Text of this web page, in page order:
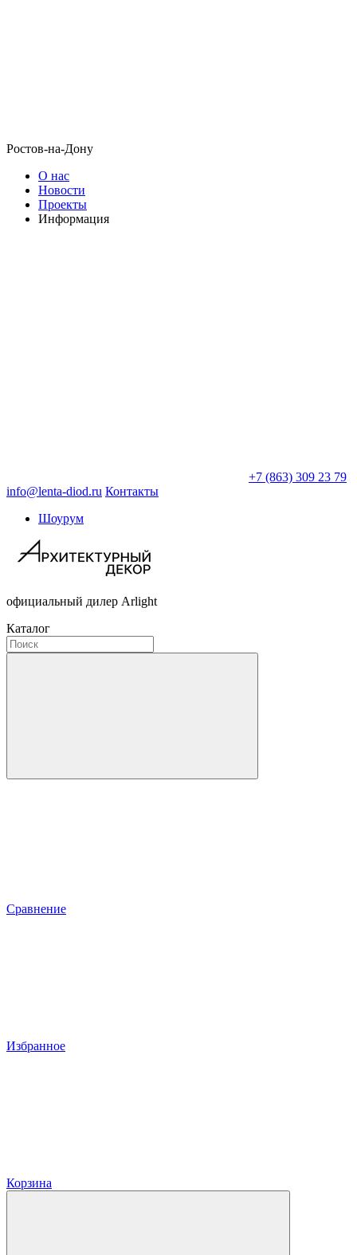
Ростов-на-Дону
О нас
Новости
Проекты
Информация
+7 (863) 309 23 79
info@lenta-diod.ru Контакты
Шоурум
официальный дилер Arlight
Каталог
Сравнение
Избранное
Корзина